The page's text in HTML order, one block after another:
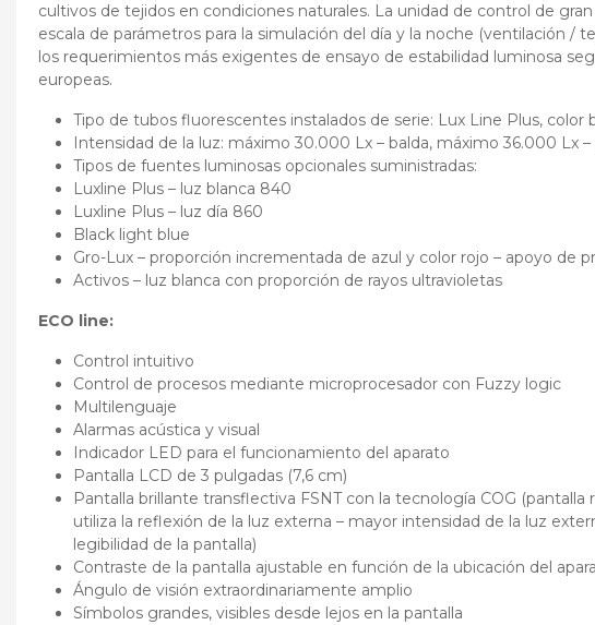
cultivos de tejidos en condiciones naturales. La unidad de control de
escala de parámetros para la simulación del día y la noche (ventilación
los requerimientos más exigentes de ensayo de estabilidad luminosa
europeas.
Tipo de tubos fluorescentes instalados de serie: Lux Line Plus, color
Intensidad de la luz: máximo 30.000 Lx – balda, máximo 36.000 Lx
Tipos de fuentes luminosas opcionales suministradas:
Luxline Plus – luz blanca 840
Luxline Plus – luz día 860
Black light blue
Gro-Lux – proporción incrementada de azul y color rojo – apoyo de
Activos – luz blanca con proporción de rayos ultravioletas
ECO line:
Control intuitivo
Control de procesos mediante microprocesador con Fuzzy logic
Multilenguaje
Alarmas acústica y visual
Indicador LED para el funcionamiento del aparato
Pantalla LCD de 3 pulgadas (7,6 cm)
Pantalla brillante transflectiva FSNT con la tecnología COG (pantalla
utiliza la reflexión de la luz externa – mayor intensidad de la luz
legibilidad de la pantalla)
Contraste de la pantalla ajustable en función de la ubicación del
Ángulo de visión extraordinariamente amplio
Símbolos grandes, visibles desde lejos en la pantalla